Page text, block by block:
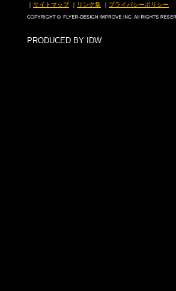
｜ サイトマップ｜ リンク集 ｜ プライバシーポリシー
PRODUCED BY IDW